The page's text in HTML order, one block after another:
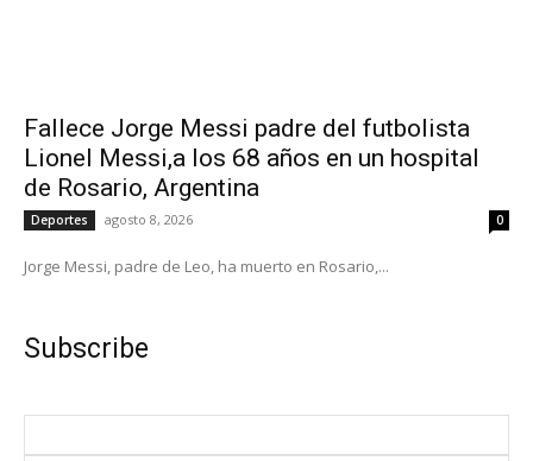
Fallece Jorge Messi padre del futbolista
Lionel Messi,a los 68 años en un hospital
de Rosario, Argentina
Deportes agosto 8, 2026 0
Jorge Messi, padre de Leo, ha muerto en Rosario,...
Subscribe